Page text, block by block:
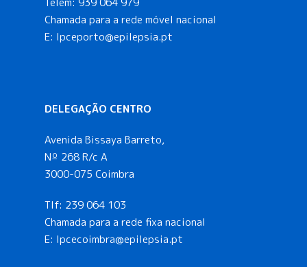
Chamada para a rede móvel nacional
E: lpceporto@epilepsia.pt
DELEGAÇÃO CENTRO
Avenida Bissaya Barreto,
Nº 268 R/c A
3000-075 Coimbra
Tlf: 239 064 103
Chamada para a rede fixa nacional
E: lpcecoimbra@epilepsia.pt